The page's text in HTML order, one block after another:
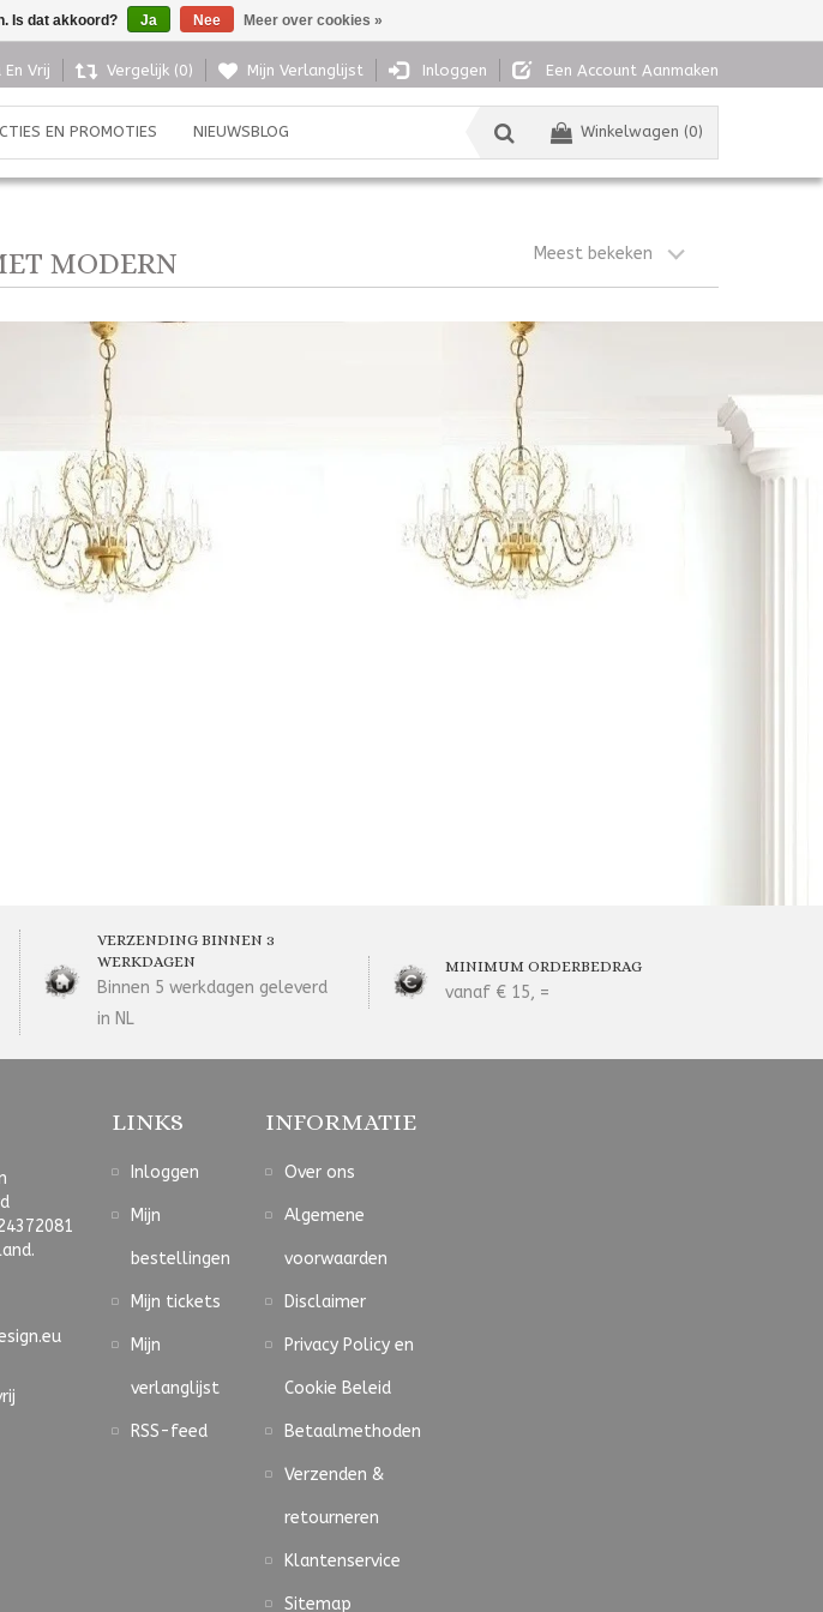
Vrij Vergelijk (0) Mijn Verlanglijst Inloggen Een Account Aanmaken
Winkelwagen (0)
EN PROMOTIES NIEUWSBLOG
MODERN Meest bekeken
VERZENDING BINNEN 3
WERKDAGEN
Binnen 5 werkdagen geleverd
in NL
MINIMUM ORDERBEDRAG
vanaf € 15, =
LINKS
Inloggen
Mijn
bestellingen
Mijn tickets
Mijn
verlanglijst
RSS-feed
INFORMATIE
Over ons
Algemene
voorwaarden
Disclaimer
Privacy Policy en
Cookie Beleid
Betaalmethoden
Verzenden &
retourneren
Klantenservice
Sitemap
Is dat akkoord? Ja Nee Meer over cookies »